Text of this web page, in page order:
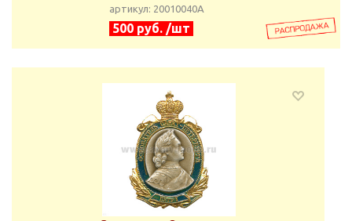
артикул: 20010040А
500 руб. /шт